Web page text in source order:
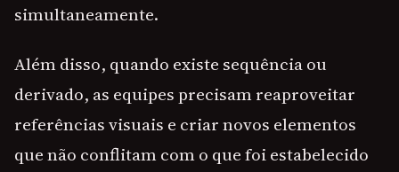
simultaneamente.
Além disso, quando existe sequência ou
derivado, as equipes precisam reaproveitar
referências visuais e criar novos elementos
que não conflitam com o que foi estabelecido